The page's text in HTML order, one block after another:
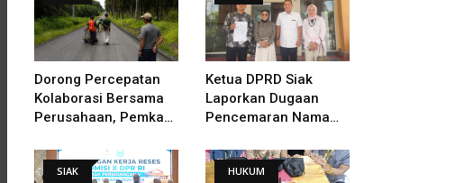
Dorong Percepatan
Kolaborasi Bersama
Perusahaan, Pemkab
KITB - Sungai Rawa
Yang Rusak
Ketua DPRD Siak
Laporkan Dugaan
Pencemaran Nama
SIAK HUKUM